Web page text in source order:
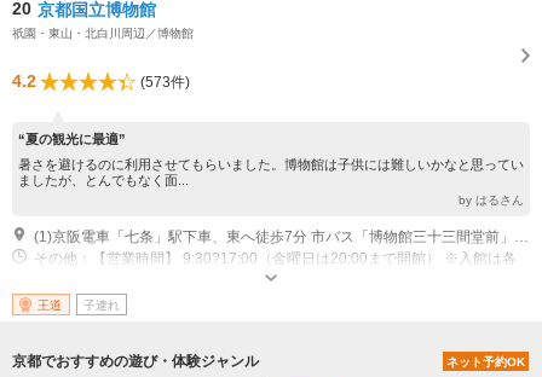
20 京都国立博物館
祇園・東山・北白川周辺／博物館
4.2 (573件)
“夏の観光に最適”
暑さを避けるのに利用させてもらいました。博物館は子供には難しいかなと思ってい
ましたが、とんでもなく面...
by はるさん
(1)京阪電車「七条」駅下車、東へ徒歩7分 市バス「博物館三十三間堂前」下車すぐ
その他：【営業時間】 9:30?17:00（金曜日は20:00まで開館） ※入館は各
閉館の30分前まで ※特別展時は変更の場合あり 【定休日】 毎週月曜（祝日
の場合、翌火曜日休館）、年末年始、臨時休館あり 2026年3月24日?4月16
20日 庭園のみ開館 2026年12月28日?2027年1月1日 全館休館 2027年3
王道 子連れ
京都でおすすめの遊び・体験ジャンル ネット予約OK